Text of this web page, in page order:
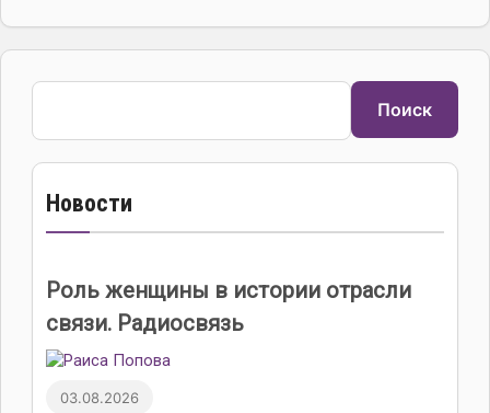
Поиск
Поиск
Новости
Роль женщины в истории отрасли
связи. Радиосвязь
03.08.2026